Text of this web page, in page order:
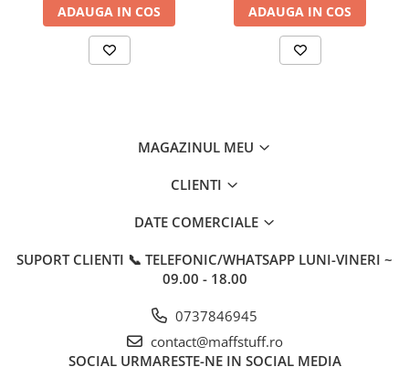
ADAUGA IN COS ADAUGA IN COS
MAGAZINUL MEU
CLIENTI
DATE COMERCIALE
SUPORT CLIENTI 📞 TELEFONIC/WHATSAPP LUNI-VINERI ~
09.00 - 18.00
0737846945
contact@maffstuff.ro
SOCIAL URMARESTE-NE IN SOCIAL MEDIA